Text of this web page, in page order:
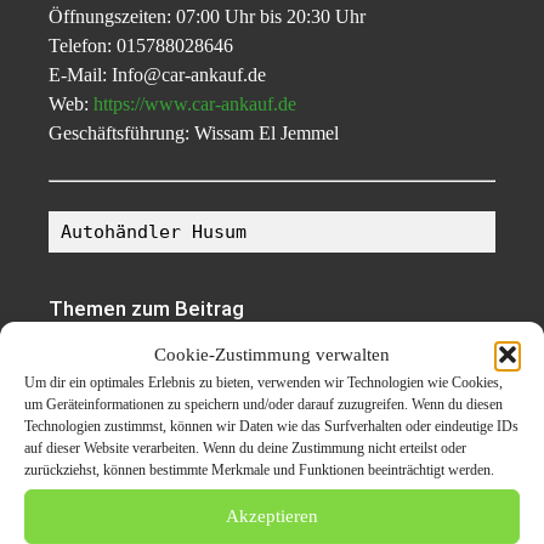
Cookie-Zustimmung verwalten
Um dir ein optimales Erlebnis zu bieten, verwenden wir Technologien wie Cookies,
um Geräteinformationen zu speichern und/oder darauf zuzugreifen. Wenn du diesen
Technologien zustimmst, können wir Daten wie das Surfverhalten oder eindeutige IDs
auf dieser Website verarbeiten. Wenn du deine Zustimmung nicht erteilst oder
zurückziehst, können bestimmte Merkmale und Funktionen beeinträchtigt werden.
Akzeptieren
Öffnungszeiten: 07:00 Uhr bis 20:30 Uhr
Telefon: 015788028646
E-Mail: Info@car-ankauf.de
Web: https://www.car-ankauf.de
Geschäftsführung: Wissam El Jemmel
Autohändler Husum
Themen zum Beitrag
Autoankauf Husum ➡
Gebrauchtwagen Ankauf
Motorschaden Ankauf
Unfallwagen Ankauf Zum